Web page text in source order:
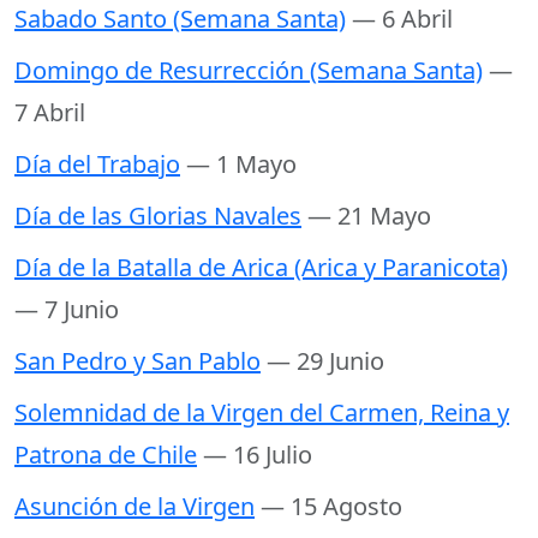
Sabado Santo (Semana Santa)— 6 Abril
Domingo de Resurrección (Semana Santa)—
7 Abril
Día del Trabajo — 1 Mayo
Día de las Glorias Navales — 21 Mayo
Día de la Batalla de Arica (Arica y Paranicota)
— 7 Junio
San Pedro y San Pablo — 29 Junio
Solemnidad de la Virgen del Carmen, Reina y
Patrona de Chile— 16 Julio
Asunción de la Virgen — 15 Agosto